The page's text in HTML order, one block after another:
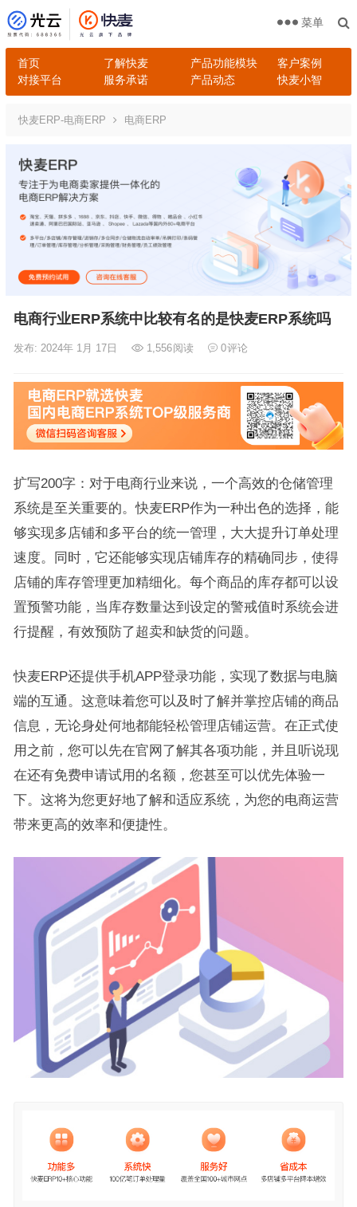
首页 了解快麦 产品功能模块
客户案例
对接平台
服务承诺 产品动态 快麦小智
菜单
快麦ERP-电商ERP 电商ERP
电商行业ERP系统中比较有名的是快麦ERP系统吗
发布: 2024年 1月 17日 1,556阅读 0评论
扩写200字：对于电商行业来说，一个高效的仓储管理
系统是至关重要的。快麦ERP作为一种出色的选择，能
够实现多店铺和多平台的统一管理，大大提升订单处理
速度。同时，它还能够实现店铺库存的精确同步，使得
店铺的库存管理更加精细化。每个商品的库存都可以设
置预警功能，当库存数量达到设定的警戒值时系统会进
行提醒，有效预防了超卖和缺货的问题。
快麦ERP还提供手机APP登录功能，实现了数据与电脑
端的互通。这意味着您可以及时了解并掌控店铺的商品
信息，无论身处何地都能轻松管理店铺运营。在正式使
用之前，您可以先在官网了解其各项功能，并且听说现
在还有免费申请试用的名额，您甚至可以优先体验一
下。这将为您更好地了解和适应系统，为您的电商运营
带来更高的效率和便捷性。